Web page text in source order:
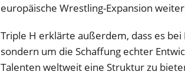
europäische Wrestling-Expansion
Triple H erklärte außerdem, dass es
sondern um die Schaffung echter
Talenten weltweit eine Struktur zu